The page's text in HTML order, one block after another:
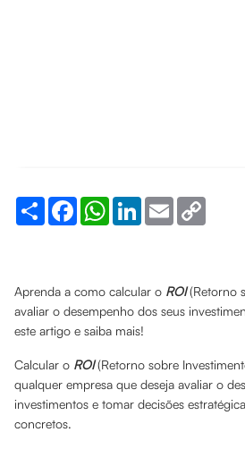
Share FacebookWhatsApp
LinkedInEmail
Aprenda a como calcular o ROI(Retorno
avaliar o desempenho dos seus
este artigo e saiba mais!
Calcular o ROI(Retorno sobre
qualquer empresa que deseja avaliar o
investimentos e tomar decisões
concretos.